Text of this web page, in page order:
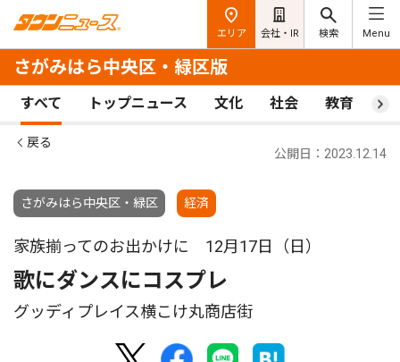
エリア 会社・IR 検索 Menu
さがみはら中央区・緑区版
すべて トップニュース 文化 社会 教育 ス
戻る
さがみはら中央区・緑区 経済
公開日：2023.12.14
家族揃ってのお出かけに 12月17日（日）
歌にダンスにコスプレ
グッディプレイス横こけ丸商店街